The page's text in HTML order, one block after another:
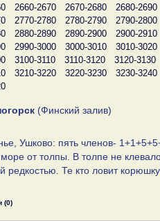
2660-2670 2670-2680 2680-2690
2770-2780 2780-2790 2790-2800
2880-2890 2890-2900 2900-2910
2990-3000 3000-3010 3010-3020
3100-3110 3110-3120 3120-3130
3210-3220 3220-3230 3230-3240
(Финский залив)
Ушково: пять членов-
от толпы. В толпе не
редкостью. Те кто ловит
(0)